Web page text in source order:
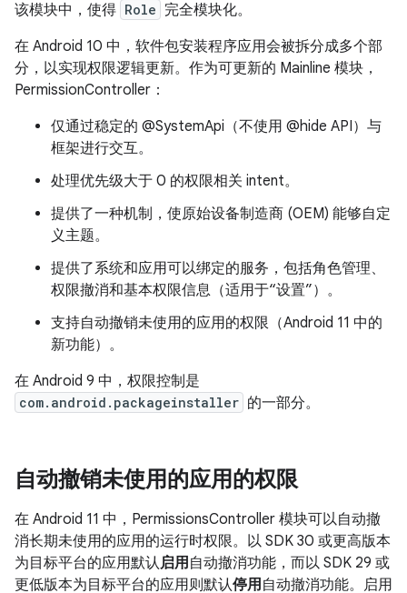
该模块中，使得 Role 完全模块化。
在 Android 10 中，软件包安装程序应用会被拆分成多个部
分，以实现权限逻辑更新。作为可更新的 Mainline 模块，
PermissionController：
仅通过稳定的 @SystemApi（不使用 @hide API）与
框架进行交互。
处理优先级大于 0 的权限相关 intent。
提供了一种机制，使原始设备制造商 (OEM) 能够自定
义主题。
提供了系统和应用可以绑定的服务，包括角色管理、
权限撤消和基本权限信息（适用于“设置”）。
支持自动撤销未使用的应用的权限（Android 11 中的
新功能）。
在 Android 9 中，权限控制是
com.android.packageinstaller 的一部分。
自动撤销未使用的应用的权限
在 Android 11 中，PermissionsController 模块可以自动撤
消长期未使用的应用的运行时权限。以 SDK 30 或更高版本
为目标平台的应用默认启用自动撤消功能，而以 SDK 29 或
更低版本为目标平台的应用则默认停用自动撤消功能。启用